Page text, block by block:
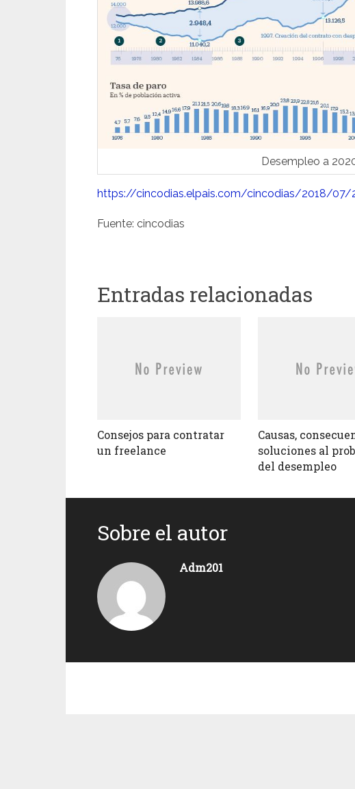
Desempleo a
https://cincodias.elpais.com/cincodias/2018/07/
Fuente: cincodias
Entradas relacionadas
Consejos para contratar
un freelance
Causas,
soluciones al
del desempleo
Sobre el autor
Adm201